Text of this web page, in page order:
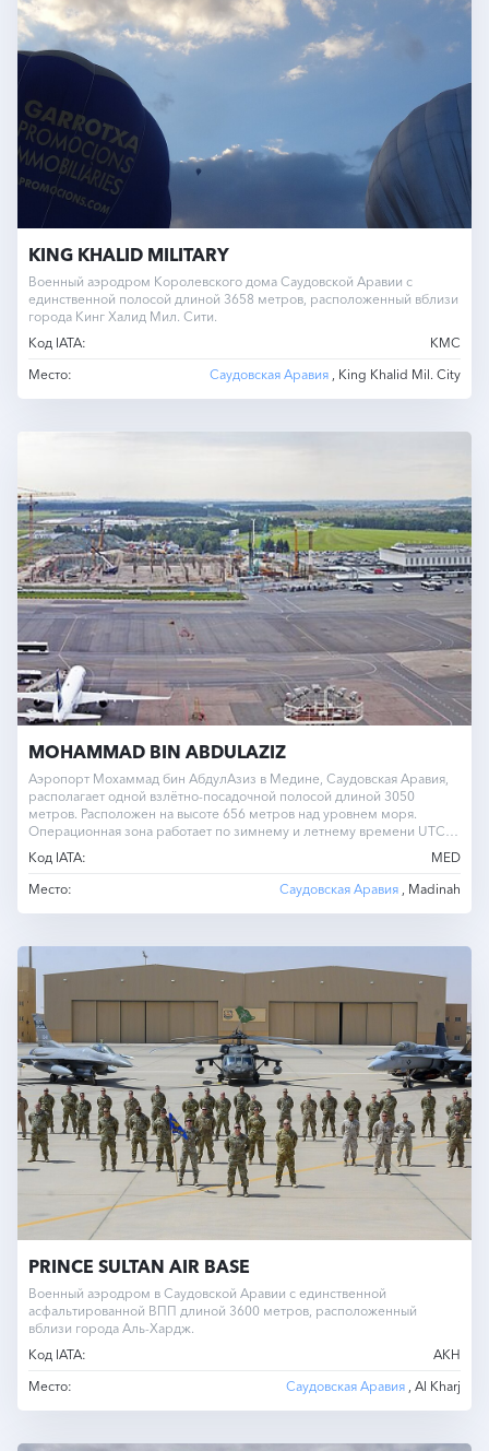
KING KHALID MILITARY
Военный аэродром Королевского дома Саудовской Аравии с
единственной полосой длиной 3658 метров, расположенный вблизи
города Кинг Халид Мил. Сити.
Код IATA:
KMC
Место:
Саудовская Аравия , King Khalid Mil. City
MOHAMMAD BIN ABDULAZIZ
Аэропорт Мохаммад бин АбдулАзиз в Медине, Саудовская Аравия,
располагает одной взлётно-посадочной полосой длиной 3050
метров. Расположен на высоте 656 метров над уровнем моря.
Операционная зона работает по зимнему и летнему времени UTC
Код IATA:
MED
Место:
Саудовская Аравия , Madinah
PRINCE SULTAN AIR BASE
Военный аэродром в Саудовской Аравии с единственной
асфальтированной ВПП длиной 3600 метров, расположенный
вблизи города Аль-Хардж.
Код IATA:
AKH
Место:
Саудовская Аравия , Al Kharj